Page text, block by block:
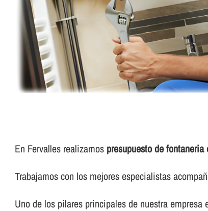
En Fervalles realizamos presupuesto de fontaneria
Trabajamos con los mejores especialistas
Uno de los pilares principales de nuestra empresa